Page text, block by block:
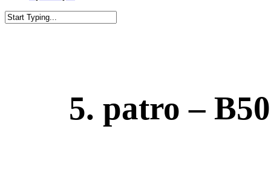
5. patro –